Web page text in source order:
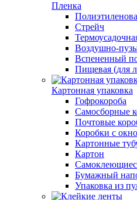
Пленка
Стрейч
Воздушно-
Вспененный
Пищевая (для
Картонная упаковка
Гофрокороба
Самосборные
Почтовые
Коробки с
Картонные
Картон
Бумажный
Упаковка из